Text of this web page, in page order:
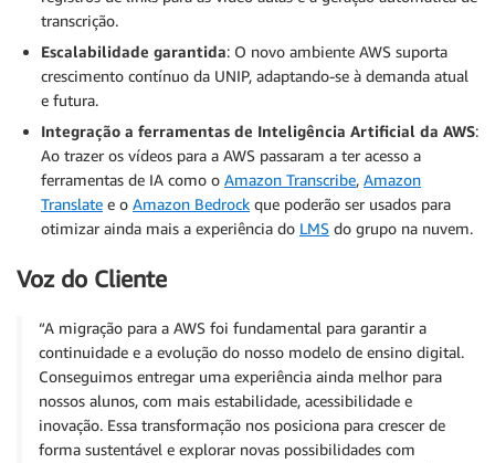
transcrição.
Escalabilidade garantida: O novo ambiente AWS suporta
crescimento contínuo da UNIP, adaptando-se à demanda atual
e futura.
Integração a ferramentas de Inteligência Artificial da AWS:
Ao trazer os vídeos para a AWS passaram a ter acesso a
ferramentas de IA como o Amazon Transcribe, Amazon
Translate e o Amazon Bedrock que poderão ser usados para
otimizar ainda mais a experiência do LMS do grupo na nuvem.
Voz do Cliente
“A migração para a AWS foi fundamental para garantir a
continuidade e a evolução do nosso modelo de ensino digital.
Conseguimos entregar uma experiência ainda melhor para
nossos alunos, com mais estabilidade, acessibilidade e
inovação. Essa transformação nos posiciona para crescer de
forma sustentável e explorar novas possibilidades com